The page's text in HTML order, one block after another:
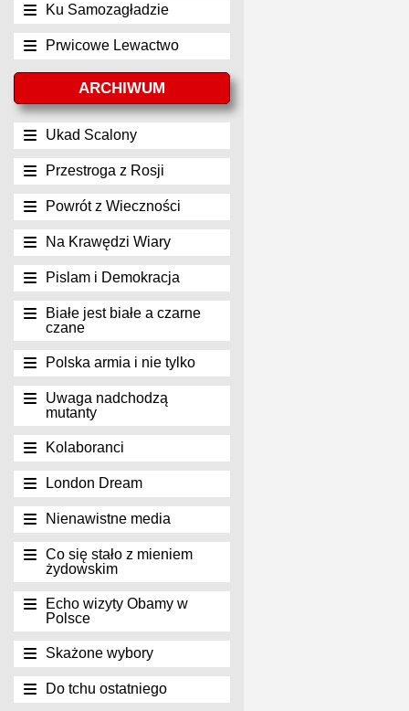
Ku Samozagładzie
Prwicowe Lewactwo
ARCHIWUM
Ukad Scalony
Przestroga z Rosji
Powrót z Wieczności
Na Krawędzi Wiary
Pislam i Demokracja
Białe jest białe a czarne
czane
Polska armia i nie tylko
Uwaga nadchodzą
mutanty
Kolaboranci
London Dream
Nienawistne media
Co się stało z mieniem
żydowskim
Echo wizyty Obamy w
Polsce
Skażone wybory
Do tchu ostatniego